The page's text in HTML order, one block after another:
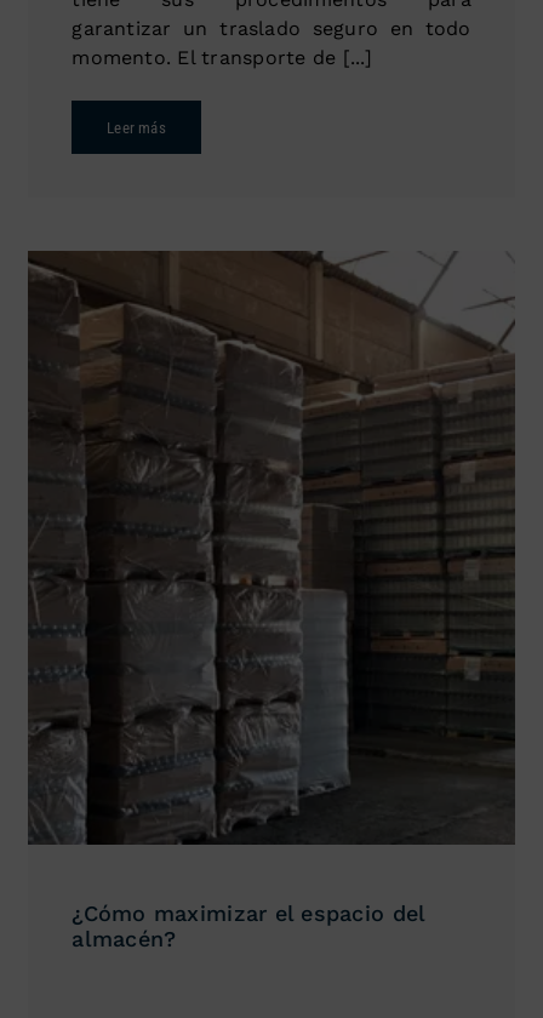
garantizar un traslado seguro en todo
momento. El transporte de [...]
Leer más
¿Cómo maximizar el espacio del
almacén?